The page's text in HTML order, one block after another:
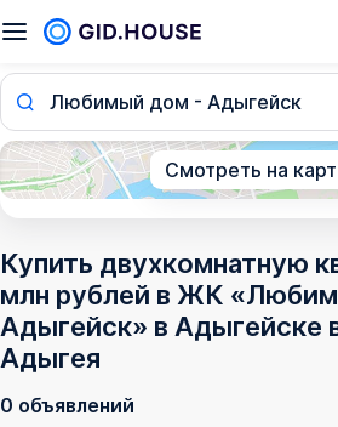
Любимый дом - Адыгейск
Смотреть на
Купить двухкомнатную
млн рублей в ЖК
Адыгейск» в Адыгейске
Адыгея
0 объявлений